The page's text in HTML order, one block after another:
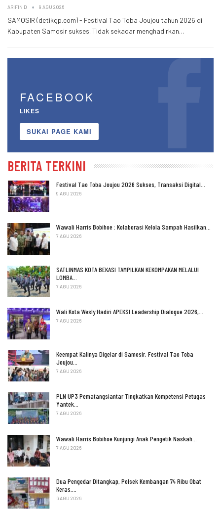
ARIFIN D 9 AGU 2026
SAMOSIR (detikgp.com) - Festival Tao Toba Joujou tahun 2026 di
Kabupaten Samosir sukses. Tidak sekadar menghadirkan…
FACEBOOK
LIKES
SUKAI PAGE KAMI
BERITA TERKINI
Festival Tao Toba Joujou 2026 Sukses, Transaksi Digital…
9 AGU 2026
Wawali Harris Bobihoe : Kolaborasi Kelola Sampah Hasilkan…
7 AGU 2026
SATLINMAS KOTA BEKASI TAMPILKAN KEKOMPAKAN MELALUI
LOMBA…
7 AGU 2026
Wali Kota Wesly Hadiri APEKSI Leadership Dialogue 2026,…
7 AGU 2026
Keempat Kalinya Digelar di Samosir, Festival Tao Toba
Joujou…
7 AGU 2026
PLN UP3 Pematangsiantar Tingkatkan Kompetensi Petugas
Yantek…
7 AGU 2026
Wawali Harris Bobihoe Kunjungi Anak Pengetik Naskah…
7 AGU 2026
Dua Pengedar Ditangkap, Polsek Kembangan 74 Ribu Obat
Keras,…
6 AGU 2026